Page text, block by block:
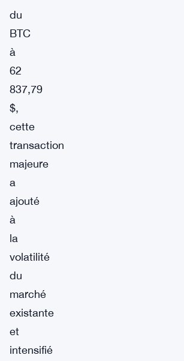
du
BTC
à
62
837,79
$,
cette
transaction
majeure
a
ajouté
à
la
volatilité
du
marché
existante
et
intensifié